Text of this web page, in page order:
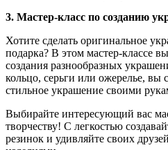
3. Мастер-класс по созданию
Хотите сделать оригинальное
подарка? В этом мастер-классе
создания разнообразных
кольцо, серьги или ожерелье, вы
стильное украшение своими
Выбирайте интересующий вас
творчеству! С легкостью
резинок и удивляйте своих